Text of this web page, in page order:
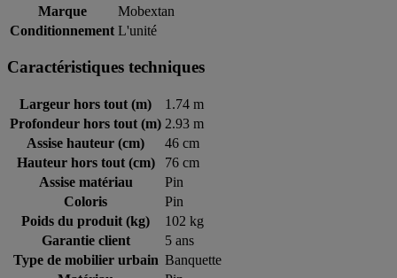
Marque
Mobextan
Conditionnement L'unité
Caractéristiques techniques
Largeur hors tout (m)
1.74 m
Profondeur hors tout (m) 2.93 m
Assise hauteur (cm)
46 cm
Hauteur hors tout (cm)
76 cm
Assise matériau
Pin
Coloris
Pin
Poids du produit (kg)
102 kg
Garantie client
5 ans
Type de mobilier urbain Banquette